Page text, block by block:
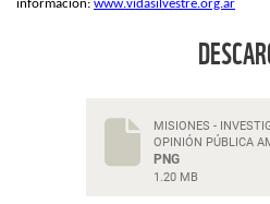
información: www.vidasilvestre.org.ar
MISIONES -
OPINIÓN PÚBLICA
PNG
1.20 MB